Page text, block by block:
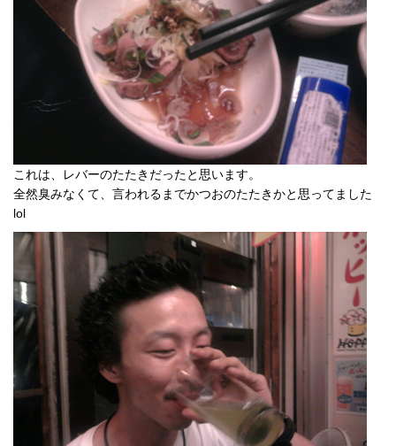
これは、レバーのたたきだったと思います。
全然臭みなくて、言われるまでかつおのたたきかと思ってました
lol